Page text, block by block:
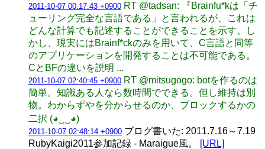
2011-10-07 00:17:43 +0900 RT @tadsan: 『Brainfu*kは「チ
ューリング完全な言語である」と言われるが、これは
どんな計算でも記述することができることを示す。し
かし、現実にはBrainf*ckのみを用いて、C言語と同等
のアプリケーションを開発することは不可能である。
CとBFの違いを説明 ...
2011-10-07 02:40:45 +0900 RT @mitsugogo: botを作るのは
簡単。知識ある人なら数時間でできる。但し維持は別
物。わからずやを分からせるのか、ブロックするかの
二択 (◕‿‿◕)
2011-10-07 02:48:14 +0900 ブログ書いた: 2011.7.16～7.19
RubyKaigi2011参加記録 - Maraigue風。
[URL]